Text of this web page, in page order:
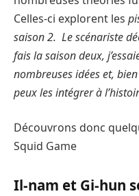
Celles-ci explorent les
saison 2. Le scénariste
fais la saison deux,
nombreuses idées et,
peux les intégrer à
Découvrons donc
Squid Game
Il-nam et Gi-hun